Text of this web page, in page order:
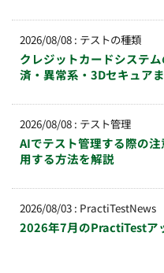
2026/08/08 : テストの種類
クレジットカードシステ
済・異常系・3Dセキュア
2026/08/08 : テスト管理
AIでテスト管理する際の
用する方法を解説
2026/08/03 : PractiTestNews
2026年7月のPractiTestア